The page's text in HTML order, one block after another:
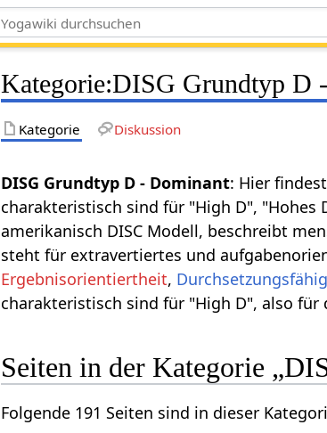
Kategorie:DISG Grundtyp D
Kategorie Diskussion
DISG Grundtyp D - Dominant: Hier
charakteristisch sind für "High D", "Hohes
amerikanisch DISC Modell, beschreibt
steht für extravertiertes und
Ergebnisorientiertheit,
charakteristisch sind für "High D", also
Seiten in der Kategorie
Folgende 191 Seiten sind in dieser